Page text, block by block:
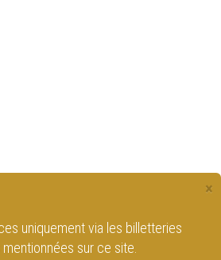
×
uniquement via les billetteries
sur ce site.